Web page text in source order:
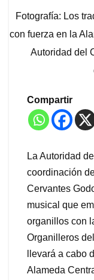
Fotografía: Los
con fuerza en la
Autoridad del
Compartir
La Autoridad
coordinación
Cervantes
musical que
organillos con
Organilleros
llevará a cabo
Alameda